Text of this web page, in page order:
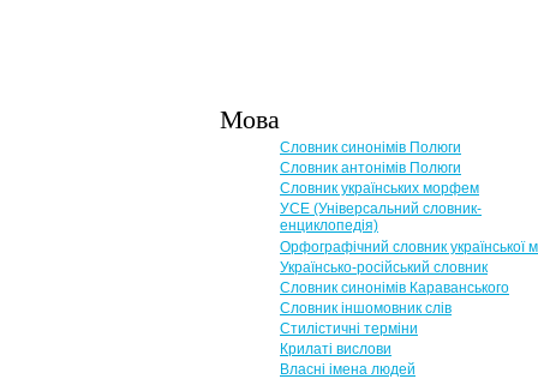
Мова
Словник синонімів Полюги
Словник антонімів Полюги
Словник українських морфем
УСЕ (Універсальний словник-
енциклопедія)
Орфографічний словник української
Українсько-російський словник
Словник синонімів Караванського
Словник іншомовник слів
Стилістичні терміни
Крилаті вислови
Власні імена людей